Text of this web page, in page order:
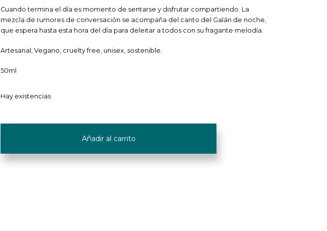
Cuando termina el día es momento de sentarse y disfrutar compartiendo. La
mezcla de rumores de conversación se acompaña del canto del Galán de noche,
que espera hasta esta hora del día para deleitar a todos con su fragante melodía.
Artesanal, Vegano, cruelty free, unisex, sostenible.
50ml
Hay existencias
Natural
Añadir al carrito